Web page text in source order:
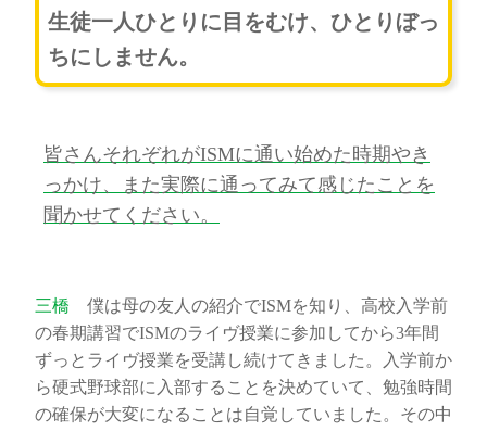
生徒一人ひとりに目をむけ、ひとりぼっ
ちにしません。
皆さんそれぞれがISMに通い始めた時期やき
っかけ、また実際に通ってみて感じたことを
聞かせてください。
三橋
僕は母の友人の紹介でISMを知り、高校入学前
の春期講習でISMのライヴ授業に参加してから3年間
ずっとライヴ授業を受講し続けてきました。入学前か
ら硬式野球部に入部することを決めていて、勉強時間
の確保が大変になることは自覚していました。その中